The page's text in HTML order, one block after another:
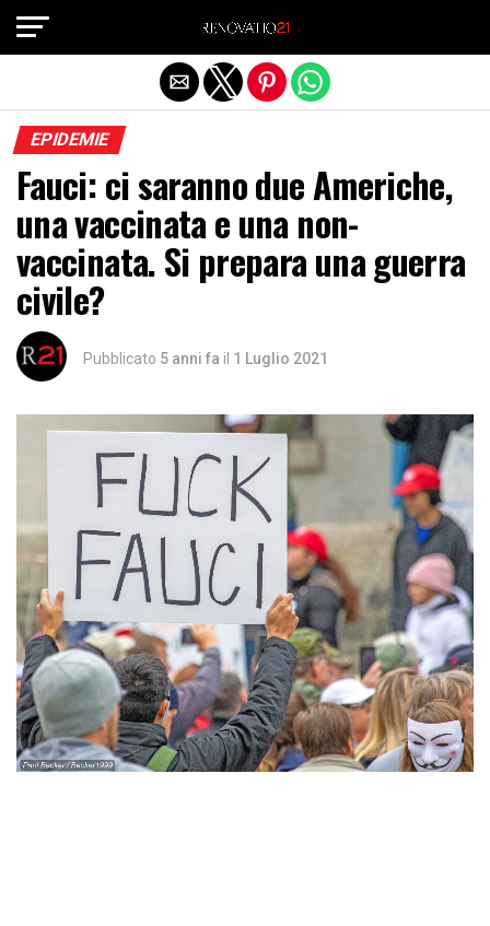
EPIDEMIE
Fauci: ci saranno due Americhe,
una vaccinata e una non-
vaccinata. Si prepara una guerra
civile?
Pubblicato 5 anni fa il 1 Luglio 2021
Exit mobile version